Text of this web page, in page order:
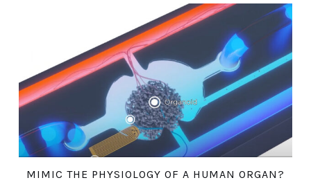
MIMIC THE PHYSIOLOGY OF A HUMAN ORGAN?